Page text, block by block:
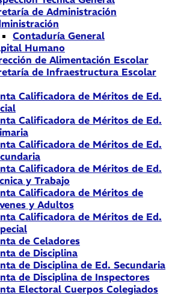
de Administración
Contaduría General
Humano
de Alimentación Escolar
de Infraestructura Escolar
Calificadora de Méritos de Ed.
Calificadora de Méritos de Ed.
Calificadora de Méritos de Ed.
Calificadora de Méritos de Ed.
y Trabajo
Calificadora de Méritos de
y Adultos
Calificadora de Méritos de Ed.
de Celadores
de Disciplina
de Disciplina de Ed. Secundaria
de Disciplina de Inspectores
Electoral Cuerpos Colegiados